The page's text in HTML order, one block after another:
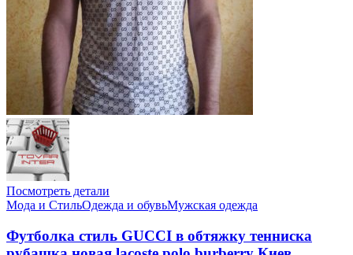
Посмотреть детали
Мода и СтильОдежда и обувьМужская одежда
Футболка стиль GUCCI в обтяжку тенниска